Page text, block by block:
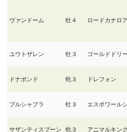
ヴァンドーム 牡４ ロードカナロア
ユウトザレン 牡３ ゴールドドリ
ドナポンド 牝３ ドレフォン
プルシャプラ 牡３ エスポワール
サザンティスプーン 牝３ アニマルキン